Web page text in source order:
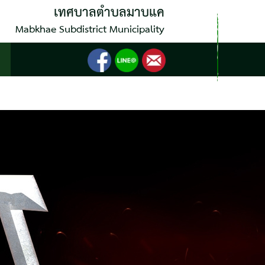
เทศบาลตำบลมาบแค
Mabkhae Subdistrict Municipality